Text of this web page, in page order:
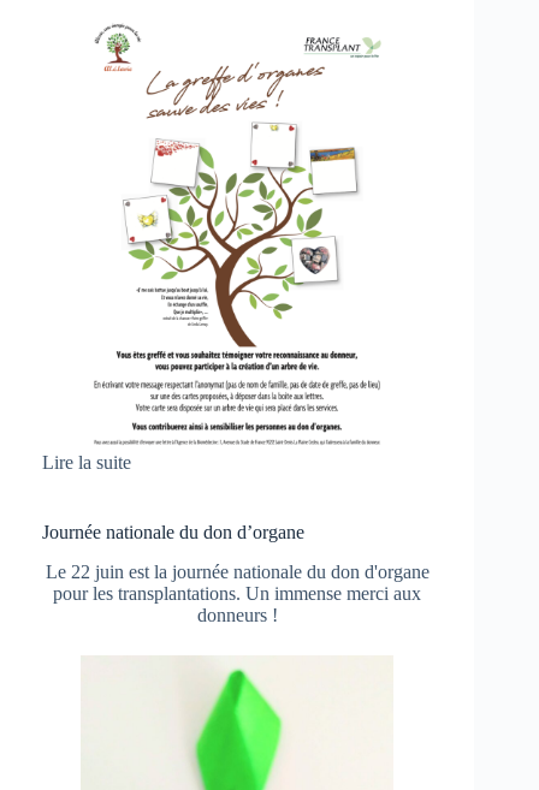
Lire la suite
Journée nationale du don d’organe
Le 22 juin est la journée nationale du don d'organe
pour les transplantations. Un immense merci aux
donneurs !